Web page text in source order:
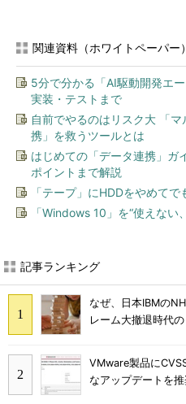
関連資料（ホワイトペーパー）
5分で分かる「AI駆動開発エ
実装・テストまで
自前でやるのはリスク大 「
携」を救うツールとは
はじめての「データ連携」ガ
ポイントまで解説
「テープ」にHDDをやめてで
「Windows 10」を“使えない
記事ランキング
なぜ、日本IBMの
レーム大撤退時代
VMware製品に
なアップデートを